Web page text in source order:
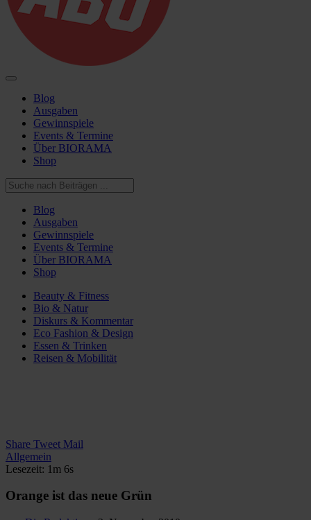
Blog
Ausgaben
Gewinnspiele
Events & Termine
Über BIORAMA
Shop
Blog
Ausgaben
Gewinnspiele
Events & Termine
Über BIORAMA
Shop
Beauty & Fitness
Bio & Natur
Diskurs & Kommentar
Eco Fashion & Design
Essen & Trinken
Reisen & Mobilität
Share Tweet Mail
Allgemein
Lesezeit: 1m 6s
Orange ist das neue Grün